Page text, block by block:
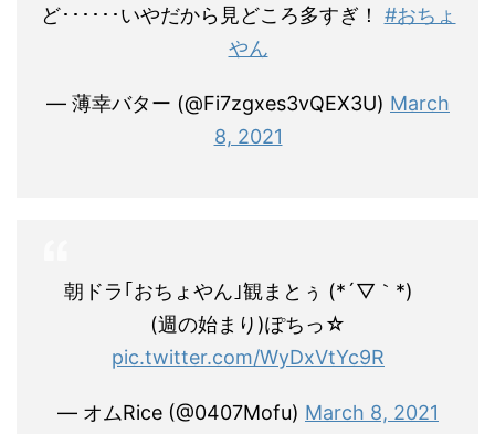
ど･･････いやだから見どころ多すぎ！ #おちょ
やん
— 薄幸バター (@Fi7zgxes3vQEX3U) March
8, 2021
朝ドラ｢おちょやん｣観まとぅ (*´▽｀*)ゞ
(週の始まり)ぽちっ☆
pic.twitter.com/WyDxVtYc9R
— オムRice (@0407Mofu) March 8, 2021